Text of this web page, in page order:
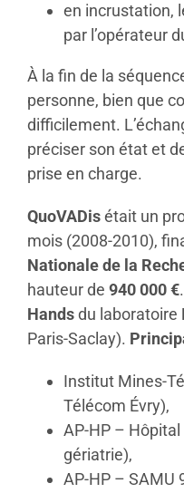
en incrustation,
par l’opérateur
À la fin de la
personne, bien que
difficilement.
préciser son état et
prise en charge.
QuoVADisétait un
mois (2008-2010),
Nationale de la
hauteur de 940 000 €.
Handsdu laboratoire
Paris-Saclay).
Institut Mines-
Télécom Évry),
AP-HP –
gériatrie),
AP-HP – SAMU